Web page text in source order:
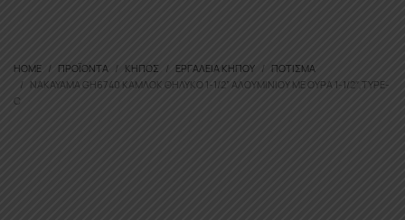
HOME ΠΡΟΪΌΝΤΑ ΚΉΠΟΣ ΕΡΓΑΛΕΊΑ ΚΉΠΟΥ
ΠΌΤΙΣΜΑ
NAKAYAMA GH6740 ΚΑΜΛΟΚ ΘΗΛΥΚΌ 1-1/2” ΑΛΟΥΜΊΝΙΟΥ ΜΕ ΟΥΡΆ 1-1/2″,TYPE-
C